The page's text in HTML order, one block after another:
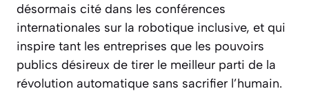
désormais cité dans les conférences
internationales sur la robotique inclusive, et qui
inspire tant les entreprises que les pouvoirs
publics désireux de tirer le meilleur parti de la
révolution automatique sans sacrifier l’humain.